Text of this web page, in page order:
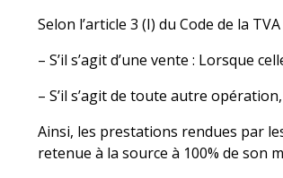
Selon l’article 3 (I) du Code de la
– S’il s’agit d’une vente : Lorsque
– S’il s’agit de toute autre
Ainsi, les prestations rendues par
retenue à la source à 100% de son